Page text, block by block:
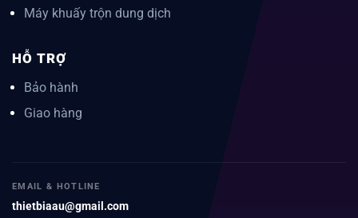
Máy khuấy trộn dung dịch
HỖ TRỢ
Bảo hành
Giao hàng
EMAIL & HOTLINE
thietbiaau@gmail.com